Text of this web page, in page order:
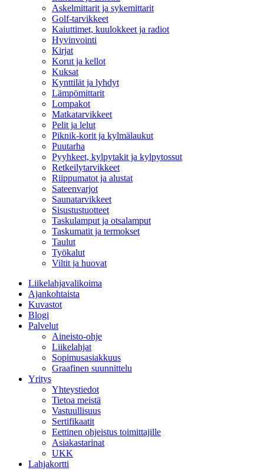
Askelmittarit ja sykemittarit
Golf-tarvikkeet
Kaiuttimet, kuulokkeet ja radiot
Hyvinvointi
Kirjat
Korut ja kellot
Kuksat
Kynttilät ja lyhdyt
Lämpömittarit
Lompakot
Matkatarvikkeet
Pelit ja lelut
Piknik-korit ja kylmälaukut
Puutarha
Pyyhkeet, kylpytakit ja kylpytossut
Retkeilytarvikkeet
Riippumatot ja alustat
Sateenvarjot
Saunatarvikkeet
Sisustustuotteet
Taskulamput ja otsalamput
Taskumatit ja termokset
Taulut
Työkalut
Viltit ja huovat
Liikelahjavalikoima
Ajankohtaista
Kuvastot
Blogi
Palvelut
Aineisto-ohje
Liikelahjat
Sopimusasiakkuus
Graafinen suunnittelu
Yritys
Yhteystiedot
Tietoa meistä
Vastuullisuus
Sertifikaatit
Eettinen ohjeistus toimittajille
Asiakastarinat
UKK
Lahjakortti